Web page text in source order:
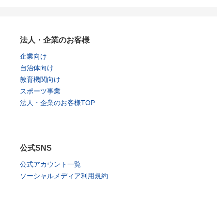
法人・企業のお客様
企業向け
自治体向け
教育機関向け
スポーツ事業
法人・企業のお客様TOP
公式SNS
公式アカウント一覧
ソーシャルメディア利用規約